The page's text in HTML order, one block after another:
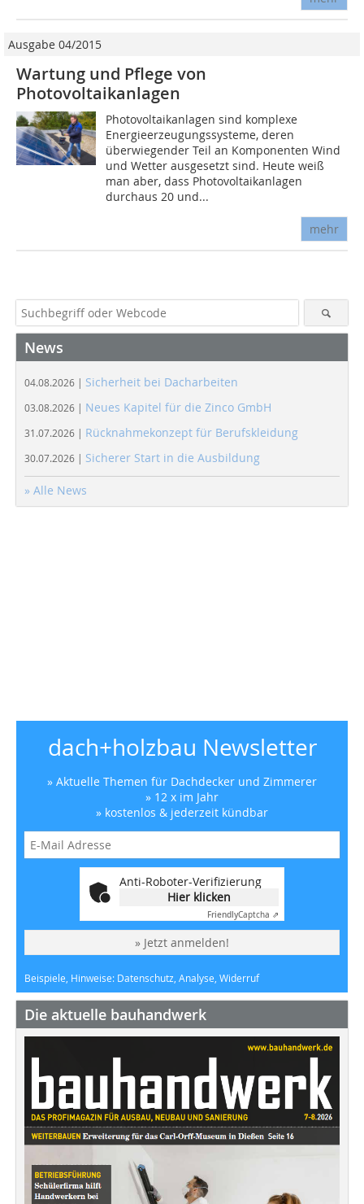
Ausgabe 04/2015
Wartung und Pflege von
Photovoltaikanlagen
Photovoltaikanlagen sind komplexe
Energieerzeugungssysteme, deren
überwiegender Teil an Komponenten Wind
und Wetter ausgesetzt sind. Heute weiß
man aber, dass Photovoltaikanlagen
durchaus 20 und...
mehr
News
04.08.2026 | Sicherheit bei Dacharbeiten
03.08.2026 | Neues Kapitel für die Zinco GmbH
31.07.2026 | Rücknahmekonzept für Berufskleidung
30.07.2026 | Sicherer Start in die Ausbildung
» Alle News
dach+holzbau Newsletter
» Aktuelle Themen für Dachdecker und Zimmerer
» 12 x im Jahr
» kostenlos & jederzeit kündbar
Anti-Roboter-Verifizierung
Hier klicken
FriendlyCaptcha ⇗
» Jetzt anmelden!
Beispiele, Hinweise: Datenschutz, Analyse, Widerruf
Die aktuelle bauhandwerk